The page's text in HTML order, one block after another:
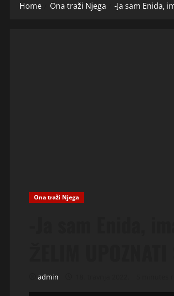
Home Ona traži Njega -Ja sam Enida,
Ona traži Njega
admin